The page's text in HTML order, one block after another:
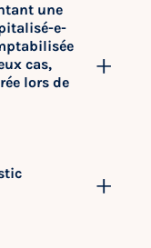
une
e-
cas,
lors de